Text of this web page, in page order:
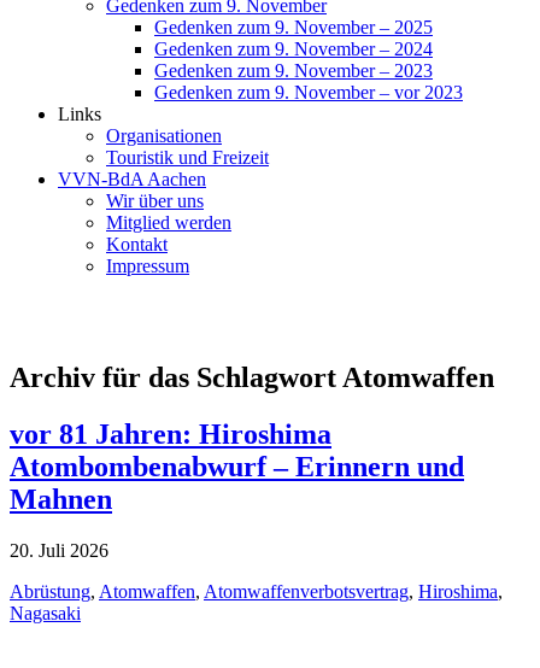
Gedenken zum 9. November
Gedenken zum 9. November – 2025
Gedenken zum 9. November – 2024
Gedenken zum 9. November – 2023
Gedenken zum 9. November – vor 2023
Links
Organisationen
Touristik und Freizeit
VVN-BdA Aachen
Wir über uns
Mitglied werden
Kontakt
Impressum
Archiv für das Schlagwort Atomwaffen
vor 81 Jahren: Hiroshima
Atombombenabwurf – Erinnern und
Mahnen
20. Juli 2026
Abrüstung, Atomwaffen, Atomwaffenverbotsvertrag, Hiroshima,
Nagasaki